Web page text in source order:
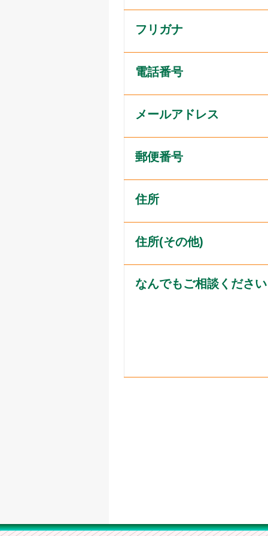
フリガナ
電話番号
メールアドレス
郵便番号
住所
住所(その他)
なんでもご相談ください